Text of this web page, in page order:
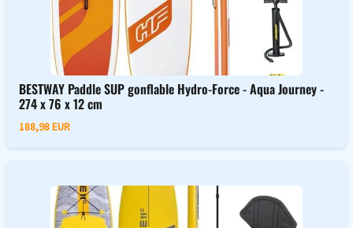
BESTWAY Paddle SUP gonflable Hydro-Force - Aqua Journey -
274 x 76 x 12 cm
188,98 EUR